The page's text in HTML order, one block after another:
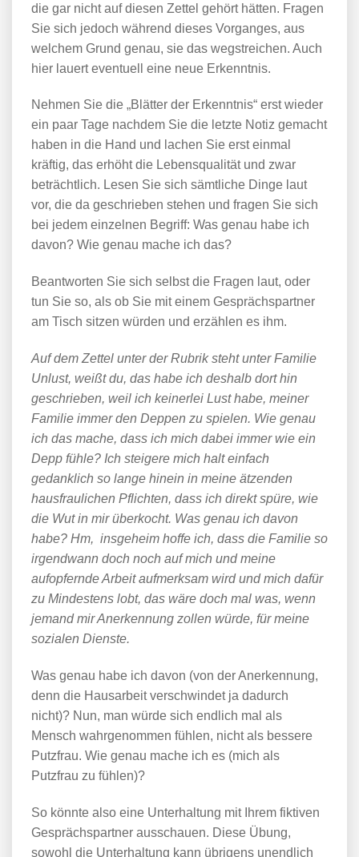
die gar nicht auf diesen Zettel gehört hätten. Fragen
Sie sich jedoch während dieses Vorganges, aus
welchem Grund genau, sie das wegstreichen. Auch
hier lauert eventuell eine neue Erkenntnis.
Nehmen Sie die „Blätter der Erkenntnis“ erst wieder
ein paar Tage nachdem Sie die letzte Notiz gemacht
haben in die Hand und lachen Sie erst einmal
kräftig, das erhöht die Lebensqualität und zwar
beträchtlich. Lesen Sie sich sämtliche Dinge laut
vor, die da geschrieben stehen und fragen Sie sich
bei jedem einzelnen Begriff: Was genau habe ich
davon? Wie genau mache ich das?
Beantworten Sie sich selbst die Fragen laut, oder
tun Sie so, als ob Sie mit einem Gesprächspartner
am Tisch sitzen würden und erzählen es ihm.
Auf dem Zettel unter der Rubrik steht unter Familie
Unlust, weißt du, das habe ich deshalb dort hin
geschrieben, weil ich keinerlei Lust habe, meiner
Familie immer den Deppen zu spielen. Wie genau
ich das mache, dass ich mich dabei immer wie ein
Depp fühle? Ich steigere mich halt einfach
gedanklich so lange hinein in meine ätzenden
hausfraulichen Pflichten, dass ich direkt spüre, wie
die Wut in mir überkocht. Was genau ich davon
habe? Hm, insgeheim hoffe ich, dass die Familie so
irgendwann doch noch auf mich und meine
aufopfernde Arbeit aufmerksam wird und mich dafür
zu Mindestens lobt, das wäre doch mal was, wenn
jemand mir Anerkennung zollen würde, für meine
sozialen Dienste.
Was genau habe ich davon (von der Anerkennung,
denn die Hausarbeit verschwindet ja dadurch
nicht)? Nun, man würde sich endlich mal als
Mensch wahrgenommen fühlen, nicht als bessere
Putzfrau. Wie genau mache ich es (mich als
Putzfrau zu fühlen)?
So könnte also eine Unterhaltung mit Ihrem fiktiven
Gesprächspartner ausschauen. Diese Übung,
sowohl die Unterhaltung kann übrigens unendlich